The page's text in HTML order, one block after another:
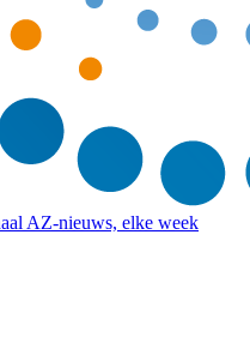
AZ-nieuws, elke week